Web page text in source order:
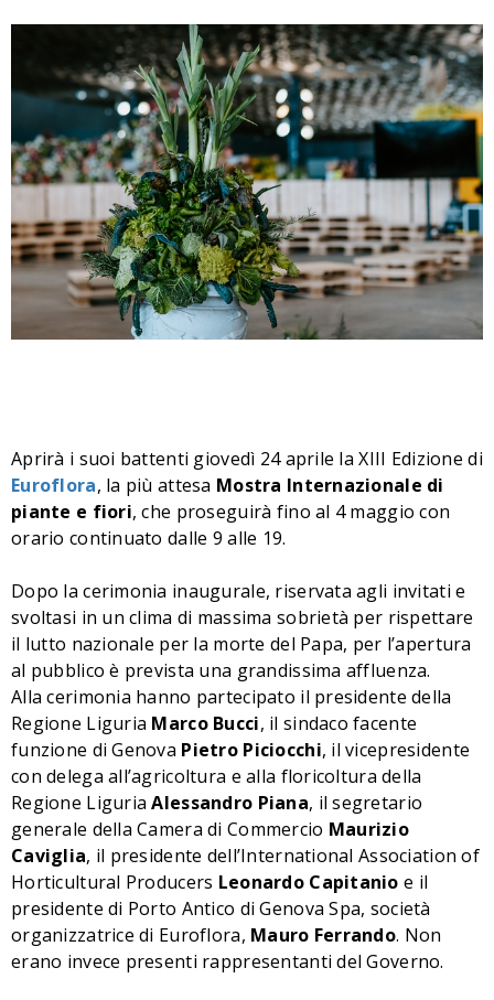
Aprirà i suoi battenti giovedì 24 aprile la XIII Edizione di
Euroflora, la più attesa Mostra Internazionale di
piante e fiori, che proseguirà fino al 4 maggio con
orario continuato dalle 9 alle 19.
Dopo la cerimonia inaugurale, riservata agli invitati e
svoltasi in un clima di massima sobrietà per rispettare
il lutto nazionale per la morte del Papa, per l’apertura
al pubblico è prevista una grandissima affluenza.
Alla cerimonia hanno partecipato il presidente della
Regione Liguria Marco Bucci, il sindaco facente
funzione di Genova Pietro Piciocchi, il vicepresidente
con delega all’agricoltura e alla floricoltura della
Regione LiguriaAlessandro Piana, il segretario
generale della Camera di Commercio Maurizio
Caviglia, il presidente dell’International Association of
Horticultural Producers Leonardo Capitanio e il
presidente di Porto Antico di Genova Spa, società
organizzatrice di Euroflora, Mauro Ferrando. Non
erano invece presenti rappresentanti del Governo.